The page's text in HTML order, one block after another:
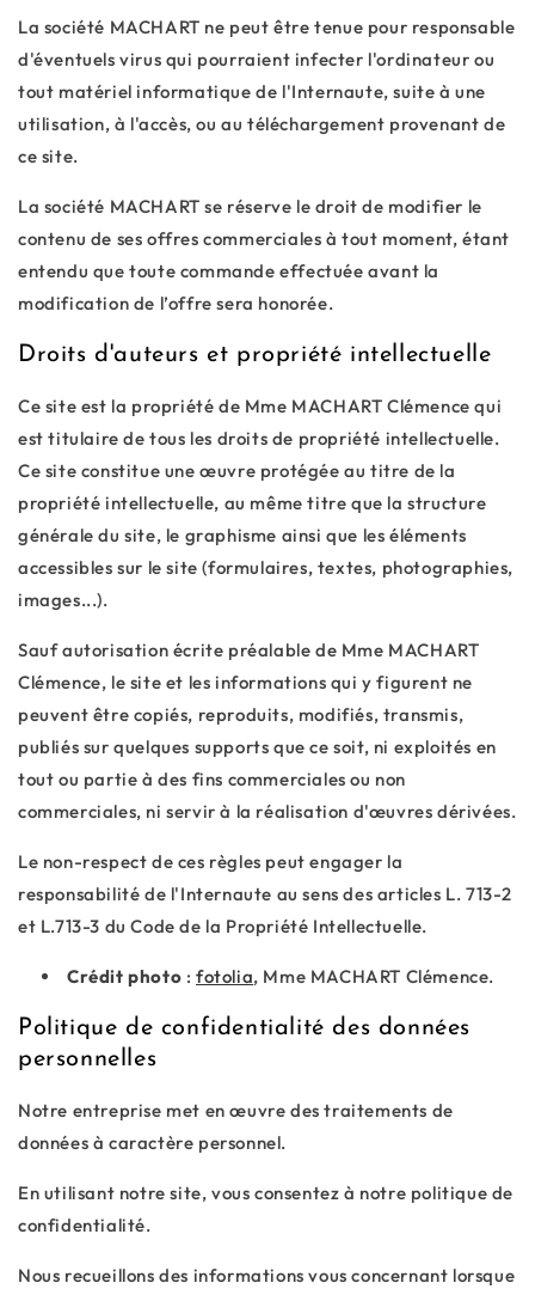
La société MACHART ne peut être tenue pour responsable
d'éventuels virus qui pourraient infecter l'ordinateur ou
tout matériel informatique de l'Internaute, suite à une
utilisation, à l'accès, ou au téléchargement provenant de
ce site.
La société MACHART se réserve le droit de modifier le
contenu de ses offres commerciales à tout moment, étant
entendu que toute commande effectuée avant la
modification de l’offre sera honorée.
Droits d'auteurs et propriété intellectuelle
Ce site est la propriété de Mme MACHART Clémence qui
est titulaire de tous les droits de propriété intellectuelle.
Ce site constitue une œuvre protégée au titre de la
propriété intellectuelle, au même titre que la structure
générale du site, le graphisme ainsi que les éléments
accessibles sur le site (formulaires, textes, photographies,
images...).
Sauf autorisation écrite préalable de Mme MACHART
Clémence, le site et les informations qui y figurent ne
peuvent être copiés, reproduits, modifiés, transmis,
publiés sur quelques supports que ce soit, ni exploités en
tout ou partie à des fins commerciales ou non
commerciales, ni servir à la réalisation d'œuvres dérivées.
Le non-respect de ces règles peut engager la
responsabilité de l'Internaute au sens des articles L. 713-2
et L.713-3 du Code de la Propriété Intellectuelle.
Crédit photo : fotolia, Mme MACHART Clémence.
Politique de confidentialité des données
personnelles
Notre entreprise met en œuvre des traitements de
données à caractère personnel.
En utilisant notre site, vous consentez à notre politique de
confidentialité.
Nous recueillons des informations vous concernant lorsque